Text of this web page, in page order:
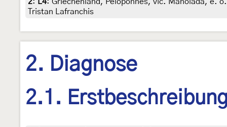
2: L4: Griechenland, Peloponnes, vic. Manolada, e.
Tristan Lafranchis
2. Diagnose
2.1.